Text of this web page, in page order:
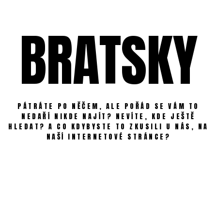
BRATSKY
PÁTRÁTE PO NĚČEM, ALE POŘÁD SE VÁM TO
NEDAŘÍ NIKDE NAJÍT? NEVÍTE, KDE JEŠTĚ
HLEDAT? A CO KDYBYSTE TO ZKUSILI U NÁS, NA
NAŠÍ INTERNETOVÉ STRÁNCE?